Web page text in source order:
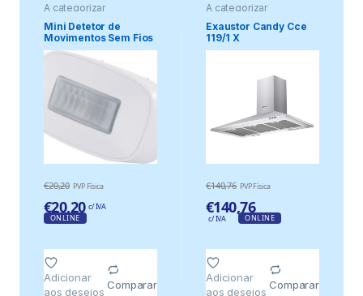
A categorizar
Mini Detetor de
Movimentos Sem Fios
433mhz
€20,20 PVP Física
€20,20 c/ IVA
ONLINE
Adicionar
aos desejos
Comparar
A categorizar
Exaustor Candy Cce
119/1 X
€140,76 PVP Física
€140,76
c/ IVA ONLINE
Adicionar
aos desejos
Comparar